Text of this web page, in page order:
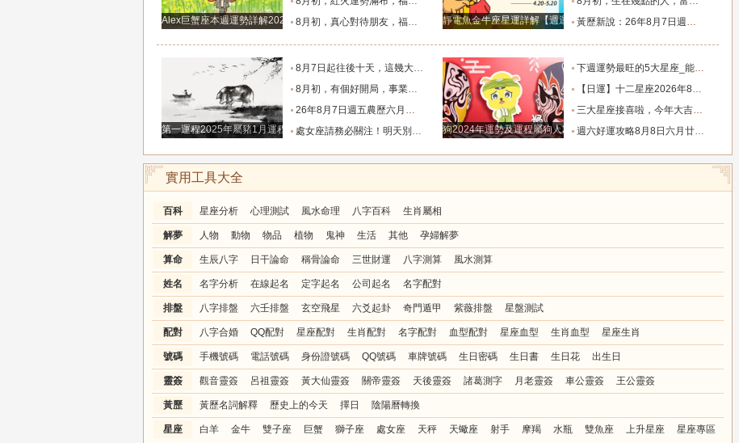
Alex巨蟹座本週運勢詳解2024.12.23-12.298月初，真心對待朋友，福氣不缺，事業和生意蒸蒸日上的四個星座_合作中_金牛座_雙子座
靜電魚金牛座星運詳解【週運2024年12月9日-12月15日】
黃歷新說：26年8月7日週五農歷六月廿五，十二生肖宜忌吉兇早知道_吉神_日子_朋友
第一運程2025年屬豬1月運程解析
8月7日起往後十天，這幾大生肖財神安穩落座，聚財納福家底日漸變得厚實富足_池池_財運_時間
8月初，有個好開局，事業賺錢多，升職快，福氣指數高的4個星座_財運亨通_獅子座_天蠍座
26年8月7日週五農歷六月廿五十二生肖運勢及注意事項_工作_話說_生活
處女座請務必關注！明天別再自我委屈，趕走爛桃花和破財的陰霾！_宇宙_機會_方也會
狗2024年運勢及運程屬狗人2024運勢好嗎
下週運勢最旺的5大星座_能量_木星_獅子座
【日運】十二星座2026年8月8日運勢播報_方面_感情_工作時
三大星座接喜啦，今年大吉大利，財氣逼人，榮華富貴擋不住。_天蠍座_財富_智慧
週六好運攻略8月8日六月廿六，十二生肖運勢及注意事項_調和_衣飾_事務
實用工具大全
百科 星座分析 心理測試 風水命理 八字百科 生肖屬相
解夢 人物 動物 物品 植物 鬼神 生活 其他 孕婦解夢
算命 生辰八字 日干論命 稱骨論命 三世財運 八字測算 風水測算
姓名 名字分析 在線起名 定字起名 公司起名 名字配對
排盤 八字排盤 六壬排盤 玄空飛星 六爻起卦 奇門遁甲 紫薇排盤 星盤測試
配對 八字合婚 QQ配對 星座配對 生肖配對 名字配對 血型配對 星座血型 生肖血型 星座生肖
號碼 手機號碼 電話號碼 身份證號碼 QQ號碼 車牌號碼 生日密碼 生日書 生日花 出生日
靈簽 觀音靈簽 呂祖靈簽 黃大仙靈簽 關帝靈簽 天後靈簽 諸葛測字 月老靈簽 車公靈簽 王公靈簽
黃歷 黃歷名詞解釋 歷史上的今天 擇日 陰陽曆轉換
星座 白羊 金牛 雙子座 巨蟹 獅子座 處女座 天秤 天蠍座 射手 摩羯 水瓶 雙魚座 上升星座
星座專區